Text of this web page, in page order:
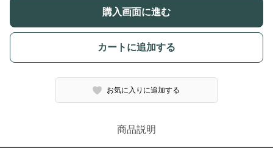
購入画面に進む
カートに追加する
お気に入りに追加する
商品説明